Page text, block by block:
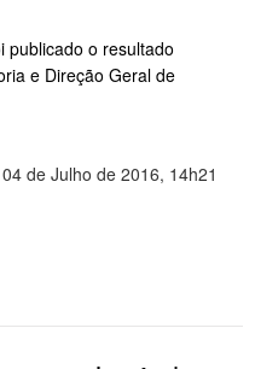
publicado o resultado
e Direção Geral de
de Julho de 2016, 14h21